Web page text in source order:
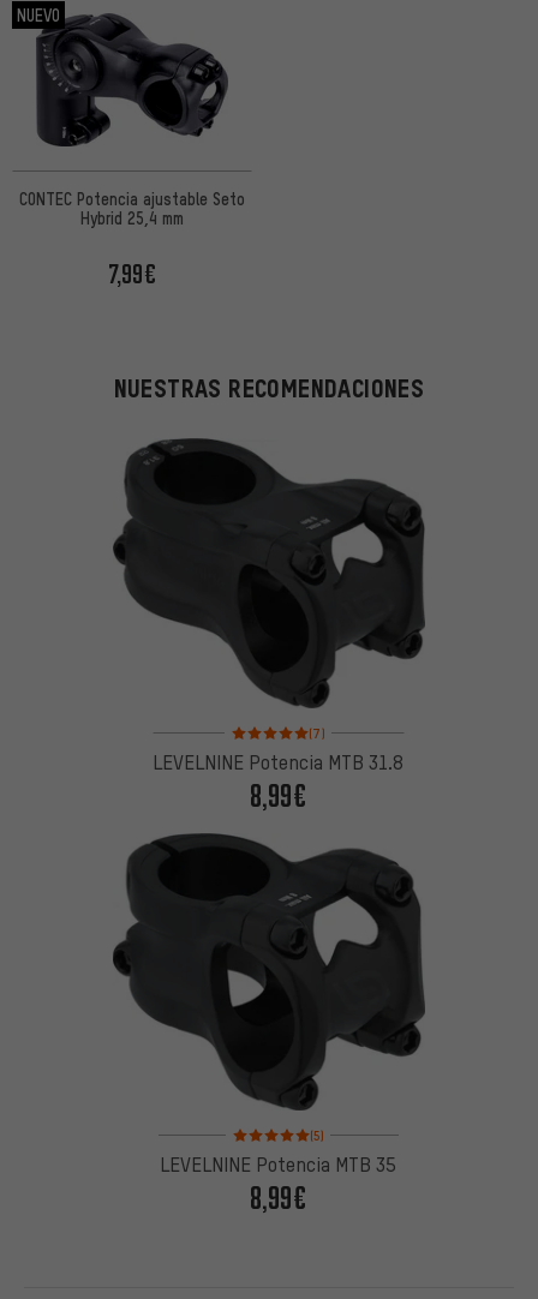
NUEVO
CONTEC Potencia ajustable Seto
Hybrid 25,4 mm
7,99€
NUESTRAS RECOMENDACIONES
Valoración media: 5 de 5 basada en 7 reseñas
(7)
LEVELNINE Potencia MTB 31.8
8,99€
Valoración media: 5 de 5 basada en 5 reseñas
(5)
LEVELNINE Potencia MTB 35
8,99€